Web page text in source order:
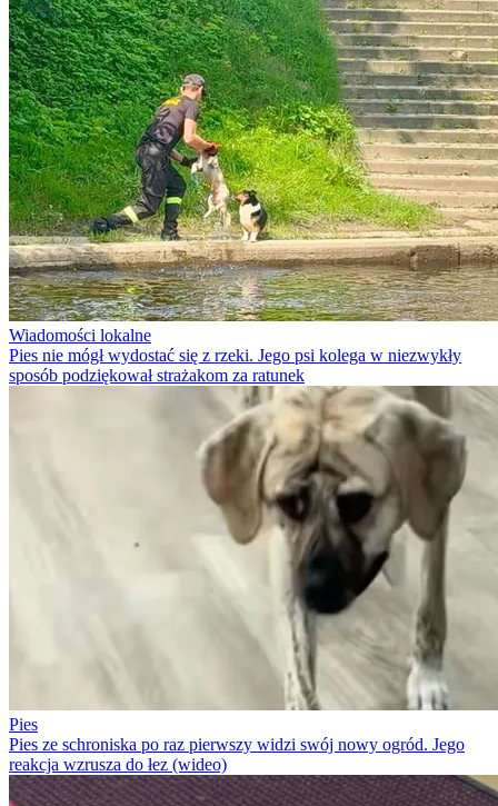
Wiadomości lokalne
Pies nie mógł wydostać się z rzeki. Jego psi kolega w niezwykły
sposób podziękował strażakom za ratunek
Pies
Pies ze schroniska po raz pierwszy widzi swój nowy ogród. Jego
reakcja wzrusza do łez (wideo)